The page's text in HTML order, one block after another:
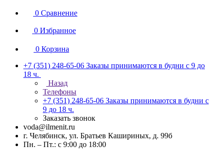
0 Сравнение
0 Избранное
0 Корзина
+7 (351) 248-65-06 Заказы принимаются в будни с 9 до
18 ч.
Назад
Телефоны
+7 (351) 248-65-06 Заказы принимаются в будни с
9 до 18 ч.
Заказать звонок
voda@ilmenit.ru
г. Челябинск, ул. Братьев Кашириных, д. 99б
Пн. – Пт.: с 9:00 до 18:00